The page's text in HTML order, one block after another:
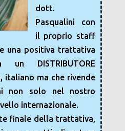
dott.
Pasqualini con
il proprio staff
una positiva trattativa
un DISTRIBUTORE
italiano ma che rivende
non solo nel nostro
internazionale.
finale della trattativa,